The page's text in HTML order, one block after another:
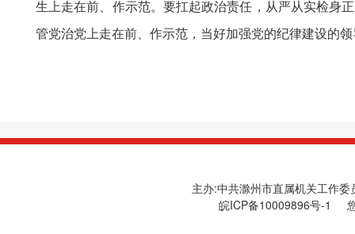
生上走在前、作示范。要扛起政治责任，从严从实检身
管党治党上走在前、作示范，当好加强党的纪律建设的
主办:中共滁州市直属机关工作
皖ICP备10009896号-1
您